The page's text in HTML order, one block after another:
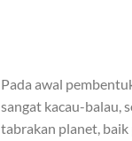
Pada awal
sangat kacau-balau,
tabrakan planet, baik